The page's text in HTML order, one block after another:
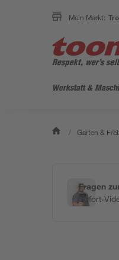
Mein Markt:
Werkstatt &
/ Garten &
Fragen
Sofort-